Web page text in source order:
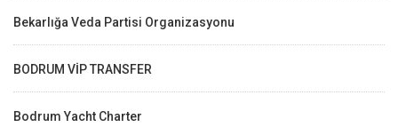
Bekarlığa Veda Partisi Organizasyonu
BODRUM VİP TRANSFER
Bodrum Yacht Charter